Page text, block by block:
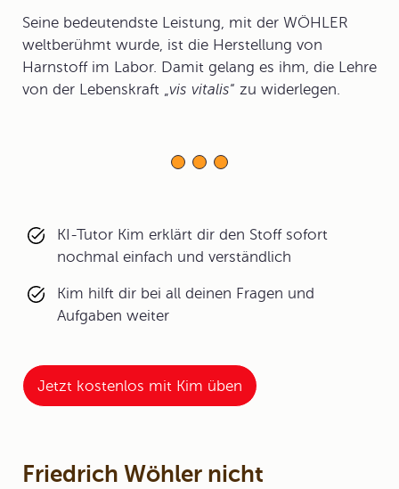
Seine bedeutendste Leistung, mit der WÖHLER
weltberühmt wurde, ist die Herstellung von
Harnstoff im Labor. Damit gelang es ihm, die Lehre
von der Lebenskraft „vis vitalis“ zu widerlegen.
KI-Tutor Kim erklärt dir den Stoff sofort
nochmal einfach und verständlich
Kim hilft dir bei all deinen Fragen und
Aufgaben weiter
Jetzt kostenlos mit Kim üben
Friedrich Wöhler nicht